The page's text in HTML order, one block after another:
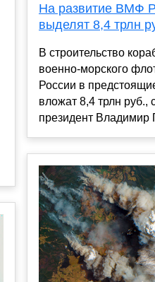
На развитие ВМФ
выделят 8,4 трлн
В строительство
военно-морского
России в
вложат 8,4 трлн руб.,
президент Владимир